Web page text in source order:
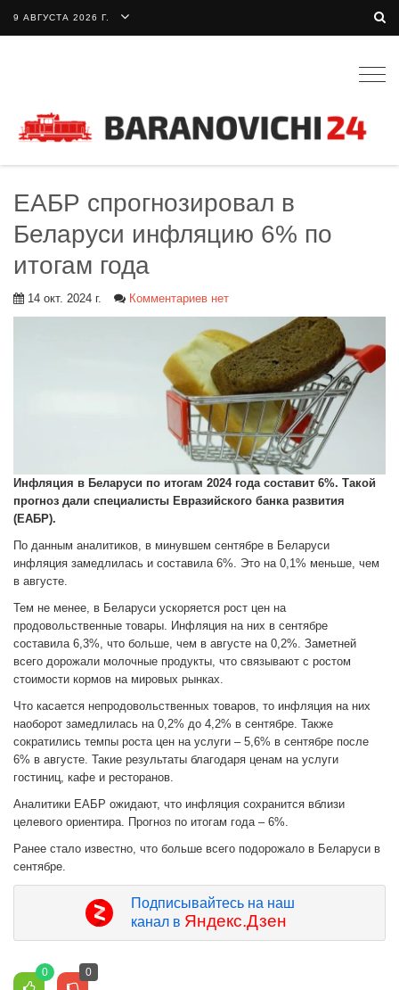
9 АВГУСТА 2026 Г.
ЕАБР спрогнозировал в
Беларуси инфляцию 6% по
итогам года
14 окт. 2024 г. Комментариев нет
Инфляция в Беларуси по итогам 2024 года составит 6%. Такой
прогноз дали специалисты Евразийского банка развития
(ЕАБР).
По данным аналитиков, в минувшем сентябре в Беларуси
инфляция замедлилась и составила 6%. Это на 0,1% меньше, чем
в августе.
Тем не менее, в Беларуси ускоряется рост цен на
продовольственные товары. Инфляция на них в сентябре
составила 6,3%, что больше, чем в августе на 0,2%. Заметней
всего дорожали молочные продукты, что связывают с ростом
стоимости кормов на мировых рынках.
Что касается непродовольственных товаров, то инфляция на них
наоборот замедлилась на 0,2% до 4,2% в сентябре. Также
сократились темпы роста цен на услуги – 5,6% в сентябре после
6% в августе. Такие результаты благодаря ценам на услуги
гостиниц, кафе и ресторанов.
Аналитики ЕАБР ожидают, что инфляция сохранится вблизи
целевого ориентира. Прогноз по итогам года – 6%.
Ранее стало известно, что больше всего подорожало в Беларуси в
сентябре.
Подписывайтесь на наш
канал в Яндекс.Дзен
0 0